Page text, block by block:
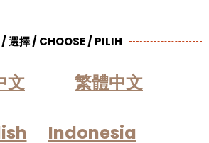
選擇 / CHOOSE / PILIH
文 繁體中文
Indonesia